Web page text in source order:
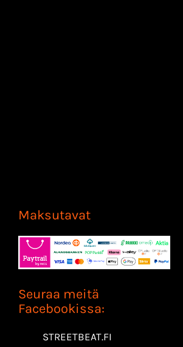
Maksutavat
Seuraa meitä
Facebookissa:
STREETBEAT.FI